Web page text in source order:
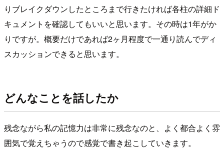
りブレイクダウンしたところまで行きたければ各柱の詳細ド
キュメントを確認してもいいと思います。その時は1年がか
りですが。概要だけであれば2ヶ月程度で一通り読んでディ
スカッションできると思います。
どんなことを話したか
残念ながら私の記憶力は非常に残念なのと、よく都合よく雰
囲気で覚えちゃうので感覚で書き起こしていきます。